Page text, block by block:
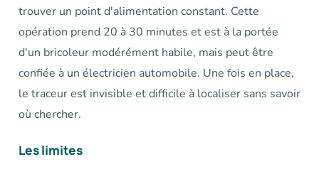
trouver un point d'alimentation constant. Cette
opération prend 20 à 30 minutes et est à la portée
d'un bricoleur modérément habile, mais peut être
confiée à un électricien automobile. Une fois en place,
le traceur est invisible et difficile à localiser sans savoir
où chercher.
Les limites